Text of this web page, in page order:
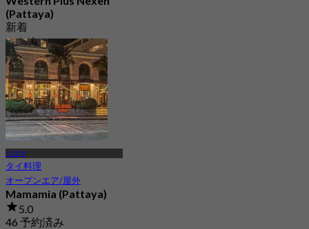
(Pattaya)
新着
から฿ 362.5
パタヤ
タイ料理
オープンエア/屋外
Mamamia (Pattaya)
5.0
46 予約済み